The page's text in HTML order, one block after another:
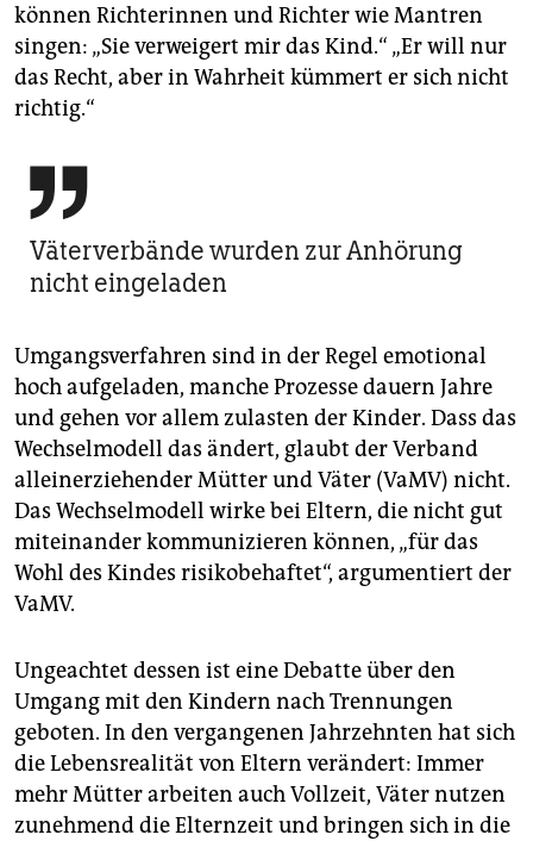
können Richterinnen und Richter wie Mantren
singen: „Sie verweigert mir das Kind.“ „Er will nur
das Recht, aber in Wahrheit kümmert er sich nicht
richtig.“

Väterverbände wurden zur Anhörung
nicht eingeladen
Umgangsverfahren sind in der Regel emotional
hoch aufgeladen, manche Prozesse dauern Jahre
und gehen vor allem zu­lasten der Kinder. Dass das
Wechselmodell das ändert, glaubt der Verband
alleinerziehender Mütter und Väter (VaMV) nicht.
Das Wechselmodell wirke bei Eltern, die nicht gut
miteinander kommunizieren können, „für das
Wohl des Kindes risikobehaftet“, argumentiert der
VaMV.
Ungeachtet dessen ist eine Debatte über den
Umgang mit den Kindern nach Trennungen
geboten. In den vergangenen Jahrzehnten hat sich
die Lebensrealität von Eltern verändert: Immer
mehr Mütter arbeiten auch Vollzeit, Väter nutzen
zunehmend die Elternzeit und bringen sich in die